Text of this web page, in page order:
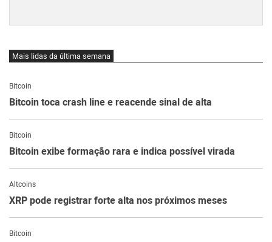
Mais lidas da última semana
Bitcoin
Bitcoin toca crash line e reacende sinal de alta
Bitcoin
Bitcoin exibe formação rara e indica possível virada
Altcoins
XRP pode registrar forte alta nos próximos meses
Bitcoin